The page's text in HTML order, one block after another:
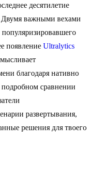
десятилетие
Двумя важными вехами
появление Ultralytics
благодаря нативно
сравнении
развертывания,
решения для твоего